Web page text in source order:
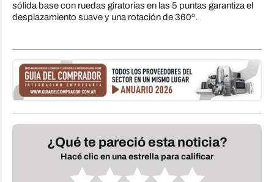
sólida base con ruedas giratorias en las 5 puntas garantiza el
desplazamiento suave y una rotación de 360º.
¿Qué te pareció esta noticia?
Hacé clic en una estrella para calificar